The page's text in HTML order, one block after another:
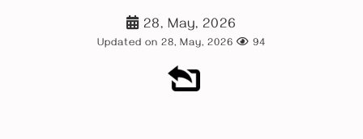
28, May, 2026
Updated on 28, May, 2026 94